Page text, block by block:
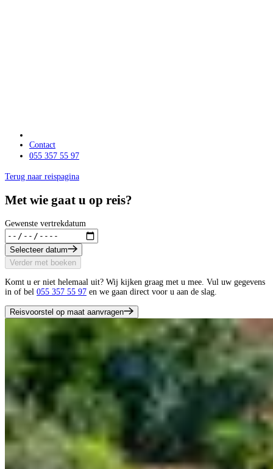
Contact
055 357 55 97
Terug naar reispagina
Met wie gaat u op reis?
Gewenste vertrekdatum
Selecteer datum
Verder met boeken
Komt u er niet helemaal uit? Wij kijken graag met u mee. Vul uw gegevens
in of bel 055 357 55 97 en we gaan direct voor u aan de slag.
Reisvoorstel op maat aanvragen